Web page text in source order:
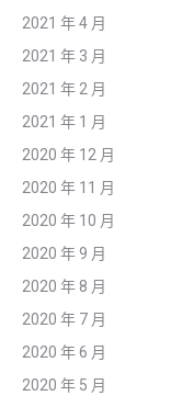
2021 年 4 月
2021 年 3 月
2021 年 2 月
2021 年 1 月
2020 年 12 月
2020 年 11 月
2020 年 10 月
2020 年 9 月
2020 年 8 月
2020 年 7 月
2020 年 6 月
2020 年 5 月